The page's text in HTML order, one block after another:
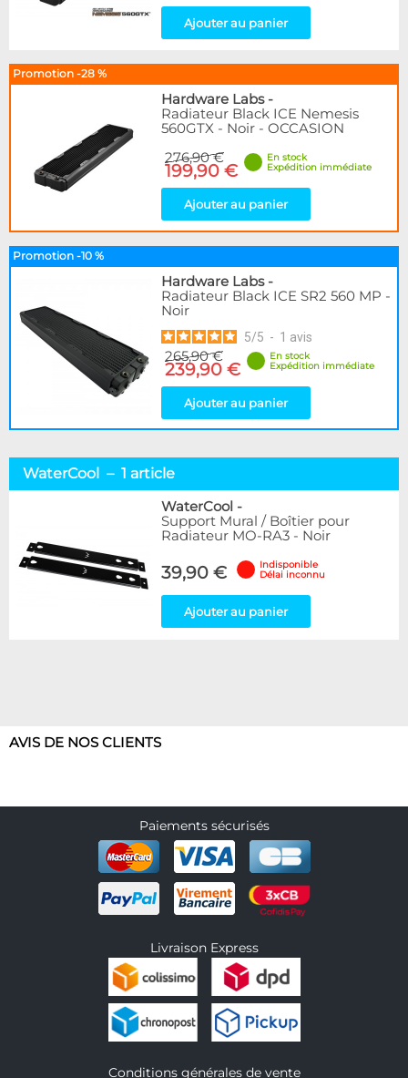
Ajouter au panier
Promotion -28 %
Hardware Labs-
Radiateur Black ICE Nemesis
560GTX - Noir - OCCASION
276,90 €
199,90 €
En stock
Expédition immédiate
Ajouter au panier
Promotion -10 %
Hardware Labs-
Radiateur Black ICE SR2 560 MP -
Noir
5/5 - 1 avis
265,90 €
239,90 €
En stock
Expédition immédiate
Ajouter au panier
WaterCool – 1 article
WaterCool -
Support Mural / Boîtier pour
Radiateur MO-RA3 - Noir
39,90 €
Indisponible
Délai inconnu
Ajouter au panier
AVIS DE NOS CLIENTS
Paiements sécurisés
Livraison Express
Conditions générales de vente